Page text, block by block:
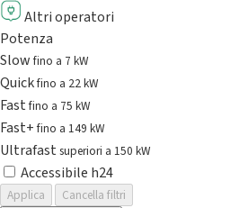
Altri operatori
Potenza
Slowfino a 7 kW
Quickfino a 22 kW
Fastfino a 75 kW
Fast+fino a 149 kW
Ultrafast superiori a 150 kW
Accessibile h24
Applica
Cancella filtri